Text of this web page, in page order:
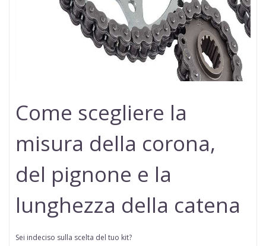
Come scegliere la
misura della corona,
del pignone e la
lunghezza della catena
Sei indeciso sulla scelta del tuo kit?